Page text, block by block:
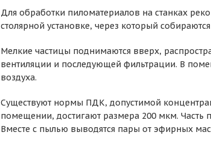
Для обработки пиломатериалов на станках
столярной установке, через который
Мелкие частицы поднимаются вверх,
вентиляции и последующей фильтрации. В
воздуха.
Существуют нормы ПДК, допустимой
помещении, достигают размера 200 мкм. Часть
Вместе с пылью выводятся пары от эфирных